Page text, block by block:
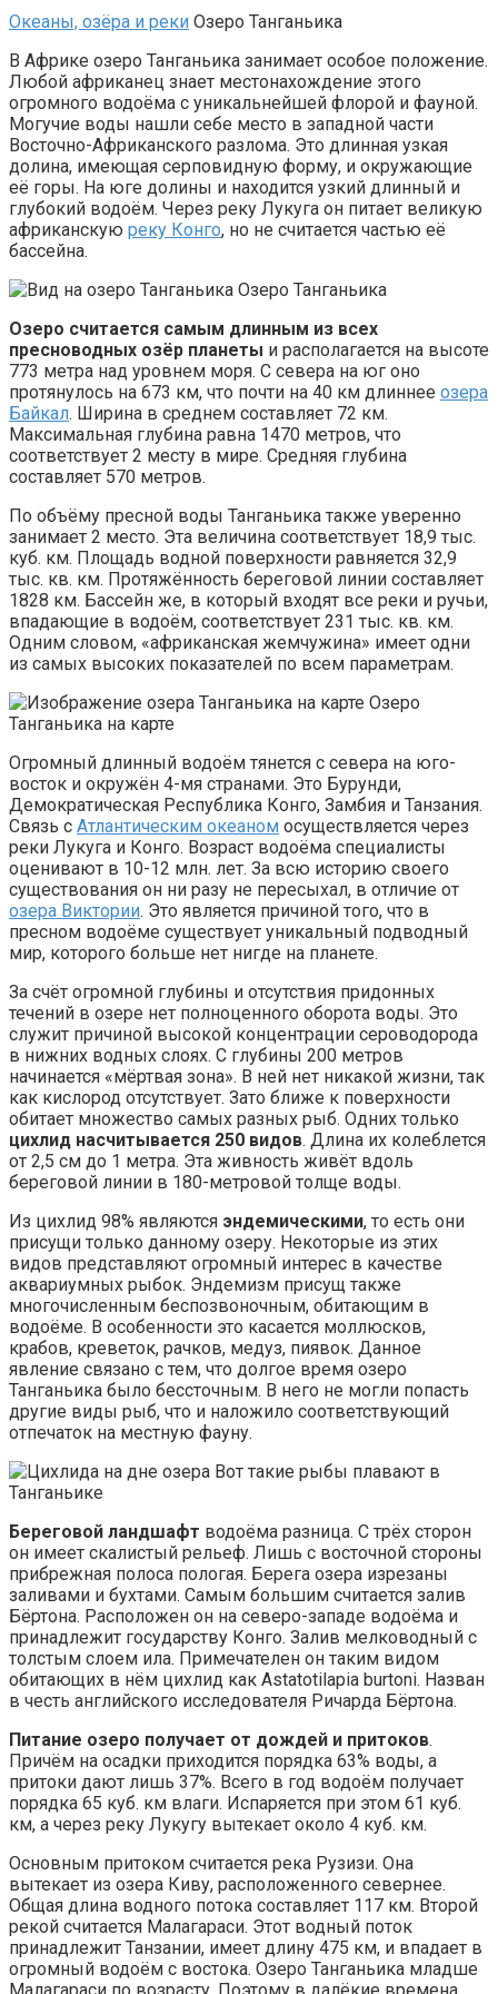
Океаны, озёра и реки Озеро Танганьика
В Африке озеро Танганьика занимает особое положение.
Любой африканец знает местонахождение этого
огромного водоёма с уникальнейшей флорой и фауной.
Могучие воды нашли себе место в западной части
Восточно-Африканского разлома. Это длинная узкая
долина, имеющая серповидную форму, и окружающие
её горы. На юге долины и находится узкий длинный и
глубокий водоём. Через реку Лукуга он питает великую
африканскую реку Конго, но не считается частью её
бассейна.
Озеро Танганьика
Озеро считается самым длинным из всех
пресноводных озёр планеты и располагается на высоте
773 метра над уровнем моря. С севера на юг оно
протянулось на 673 км, что почти на 40 км длиннее озера
Байкал. Ширина в среднем составляет 72 км.
Максимальная глубина равна 1470 метров, что
соответствует 2 месту в мире. Средняя глубина
составляет 570 метров.
По объёму пресной воды Танганьика также уверенно
занимает 2 место. Эта величина соответствует 18,9 тыс.
куб. км. Площадь водной поверхности равняется 32,9
тыс. кв. км. Протяжённость береговой линии составляет
1828 км. Бассейн же, в который входят все реки и ручьи,
впадающие в водоём, соответствует 231 тыс. кв. км.
Одним словом, «африканская жемчужина» имеет одни
из самых высоких показателей по всем параметрам.
Озеро
Танганьика на карте
Огромный длинный водоём тянется с севера на юго-
восток и окружён 4-мя странами. Это Бурунди,
Демократическая Республика Конго, Замбия и Танзания.
Связь с Атлантическим океаном осуществляется через
реки Лукуга и Конго. Возраст водоёма специалисты
оценивают в 10-12 млн. лет. За всю историю своего
существования он ни разу не пересыхал, в отличие от
озера Виктории. Это является причиной того, что в
пресном водоёме существует уникальный подводный
мир, которого больше нет нигде на планете.
За счёт огромной глубины и отсутствия придонных
течений в озере нет полноценного оборота воды. Это
служит причиной высокой концентрации сероводорода
в нижних водных слоях. С глубины 200 метров
начинается «мёртвая зона». В ней нет никакой жизни, так
как кислород отсутствует. Зато ближе к поверхности
обитает множество самых разных рыб. Одних только
цихлид насчитывается 250 видов. Длина их колеблется
от 2,5 см до 1 метра. Эта живность живёт вдоль
береговой линии в 180-метровой толще воды.
Из цихлид 98% являются эндемическими, то есть они
присущи только данному озеру. Некоторые из этих
видов представляют огромный интерес в качестве
аквариумных рыбок. Эндемизм присущ также
многочисленным беспозвоночным, обитающим в
водоёме. В особенности это касается моллюсков,
крабов, креветок, рачков, медуз, пиявок. Данное
явление связано с тем, что долгое время озеро
Танганьика было бессточным. В него не могли попасть
другие виды рыб, что и наложило соответствующий
отпечаток на местную фауну.
Вот такие рыбы плавают в
Танганьике
Береговой ландшафт водоёма разница. С трёх сторон
он имеет скалистый рельеф. Лишь с восточной стороны
прибрежная полоса пологая. Берега озера изрезаны
заливами и бухтами. Самым большим считается залив
Бёртона. Расположен он на северо-западе водоёма и
принадлежит государству Конго. Залив мелководный с
толстым слоем ила. Примечателен он таким видом
обитающих в нём цихлид как Astatotilapia burtoni. Назван
в честь английского исследователя Ричарда Бёртона.
Питание озеро получает от дождей и притоков.
Причём на осадки приходится порядка 63% воды, а
притоки дают лишь 37%. Всего в год водоём получает
порядка 65 куб. км влаги. Испаряется при этом 61 куб.
км, а через реку Лукугу вытекает около 4 куб. км.
Основным притоком считается река Рузизи. Она
вытекает из озера Киву, расположенного севернее.
Общая длина водного потока составляет 117 км. Второй
рекой считается Малагараси. Этот водный поток
принадлежит Танзании, имеет длину 475 км, и впадает в
огромный водоём с востока. Озеро Танганьика младше